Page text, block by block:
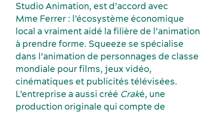
Studio Animation, est d’accord avec
Mme Ferrer : l’écosystème économique
local a vraiment aidé la filière de l’animation
à prendre forme. Squeeze se spécialise
dans l’animation de personnages de classe
mondiale pour films, jeux vidéo,
cinématiques et publicités télévisées.
L’entreprise a aussi créé Craké, une
production originale qui compte de